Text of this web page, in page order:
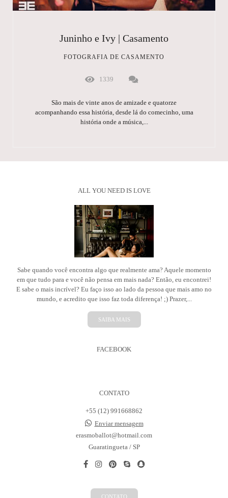
Juninho e Ivy | Casamento
FOTOGRAFIA DE CASAMENTO
1339
São mais de vinte anos de amizade e quatorze
acompanhando essa história, desde lá do comecinho, uma
história onde a música,...
ALL YOU NEED IS LOVE
Sabe quando você encontra algo que realmente ama? Aquele momento
em que tudo para e você não pensa em mais nada? Então, eu encontrei!
E sabe o mais incrível? Eu faço isso ao lado da pessoa que mais amo no
mundo, e acredito que isso faz toda diferença! ;) Prazer,...
SAIBA MAIS
FACEBOOK
CONTATO
+55 (12) 991668862
Enviar mensagem
erasmoballot@hotmail.com
Guaratingueta / SP
CONTATO